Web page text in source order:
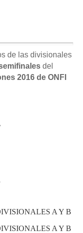
de las divisionales
del
2016 de ONFI
A Y B
A Y B